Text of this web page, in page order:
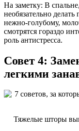
На заметку: В
необязательно
нежно-голубому,
смотрятся гораздо
роль антистресса.
Совет 4:
легкими
Тяжелые шторы